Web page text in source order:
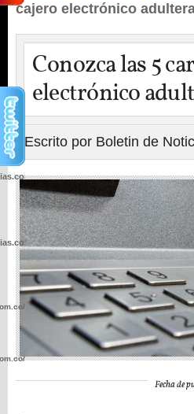
cajero electrónico
Conozca las 5
electrónico
Escrito por Boletin de
Fecha de
wp-
wp-
wp-
wp-